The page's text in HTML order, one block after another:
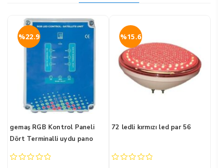
gemaş RGB Kontrol Paneli
Dört Terminalli uydu pano
%22.9
72 ledli kırmızı led par 56
%15.6